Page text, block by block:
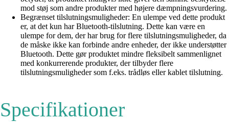
mod støj som andre produkter med højere dæmpningsvurdering.
Begrænset tilslutningsmuligheder: En ulempe ved dette produkt
er, at det kun har Bluetooth-tilslutning. Dette kan være en
ulempe for dem, der har brug for flere tilslutningsmuligheder, da
de måske ikke kan forbinde andre enheder, der ikke understøtter
Bluetooth. Dette gør produktet mindre fleksibelt sammenlignet
med konkurrerende produkter, der tilbyder flere
tilslutningsmuligheder som f.eks. trådløs eller kablet tilslutning.
Specifikationer